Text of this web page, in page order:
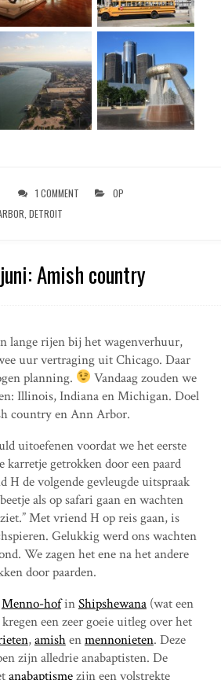
1 COMMENT
OP
DETROIT
Amish country
lange rijen bij het wagenverhuur,
uur vertraging uit Chicago. Daar
planning.
Vandaag zouden we
Illinois, Indiana en Michigan. Doel
country en Ann Arbor.
uitoefenen voordat we het eerste
karretje getrokken door een paard
H de volgende gevleugde uitspraak
als op safari gaan en wachten
Met vriend H op reis gaan, is
Gelukkig werd ons wachten
We zagen het ene na het andere
door paarden.
Menno-hofinShipshewana(wat een
een zeer goeie uitleg over het
,amishenmennonieten. Deze
zijn alledrie anabaptisten. De
anabaptismezijn een volstrekte